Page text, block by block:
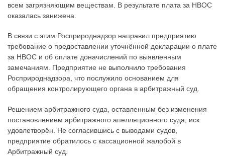
всем загрязняющим веществам. В результате плата за НВОС
оказалась занижена.
В связи с этим Росприроднадзор направил предприятию
требование о предоставлении уточнённой декларации о плате
за НВОС и об оплате доначислений по выявленным
замечаниям. Предприятие не выполнило требования
Росприроднадзора, что послужило основанием для
обращения контролирующего органа в арбитражный суд.
Решением арбитражного суда, оставленным без изменения
постановлением арбитражного апелляционного суда, иск
удовлетворён. Не согласившись с выводами судов,
предприятие обратилось с кассационной жалобой в
Арбитражный суд.